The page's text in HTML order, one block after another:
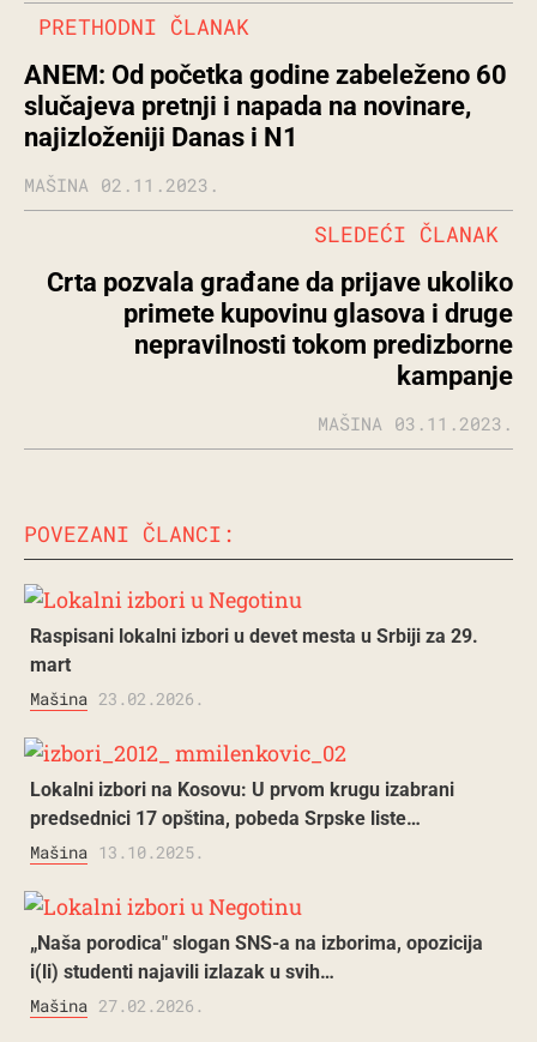
PRETHODNI ČLANAK
ANEM: Od početka godine zabeleženo 60
slučajeva pretnji i napada na novinare,
najizloženiji Danas i N1
MAŠINA 02.11.2023.
Crta pozvala građane da prijave ukoliko
primete kupovinu glasova i druge
nepravilnosti tokom predizborne
kampanje
SLEDEĆI ČLANAK
MAŠINA 03.11.2023.
POVEZANI ČLANCI:
Raspisani lokalni izbori u devet mesta u Srbiji za 29.
mart
Mašina 23.02.2026.
Lokalni izbori na Kosovu: U prvom krugu izabrani
predsednici 17 opština, pobeda Srpske liste…
Mašina 13.10.2025.
„Naša porodica" slogan SNS-a na izborima, opozicija
i(li) studenti najavili izlazak u svih…
Mašina 27.02.2026.